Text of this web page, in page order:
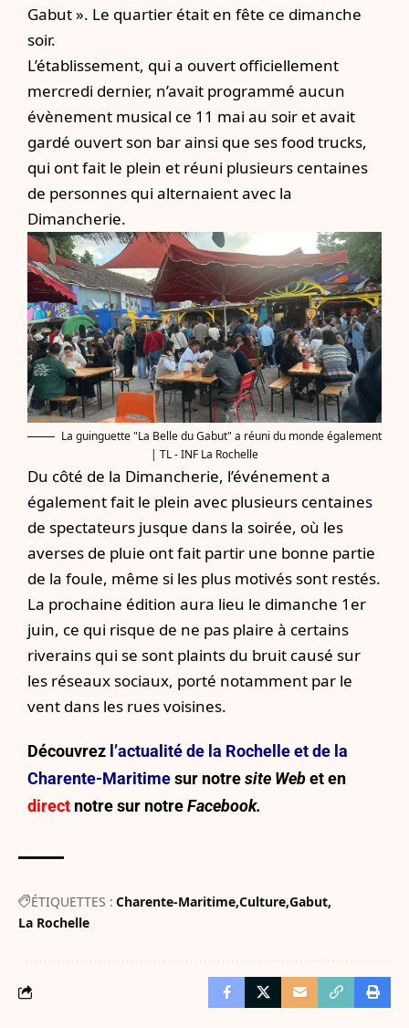
Gabut ». Le quartier était en fête ce dimanche
soir.
L’établissement, qui a ouvert officiellement
mercredi dernier, n’avait programmé aucun
évènement musical ce 11 mai au soir et avait
gardé ouvert son bar ainsi que ses food trucks,
qui ont fait le plein et réuni plusieurs centaines
de personnes qui alternaient avec la
Dimancherie.
La guinguette "La Belle du Gabut" a réuni du monde également
| TL - INF La Rochelle
Du côté de la Dimancherie, l’événement a
également fait le plein avec plusieurs centaines
de spectateurs jusque dans la soirée, où les
averses de pluie ont fait partir une bonne partie
de la foule, même si les plus motivés sont restés.
La prochaine édition aura lieu le dimanche 1er
juin, ce qui risque de ne pas plaire à certains
riverains qui se sont plaints du bruit causé sur
les réseaux sociaux, porté notamment par le
vent dans les rues voisines.
Découvrez l’actualité de la Rochelle et de la
Charente-Maritimesur notresite Webet en
direct notre sur notreFacebook.
ÉTIQUETTES : Charente-Maritime Culture Gabut
La Rochelle